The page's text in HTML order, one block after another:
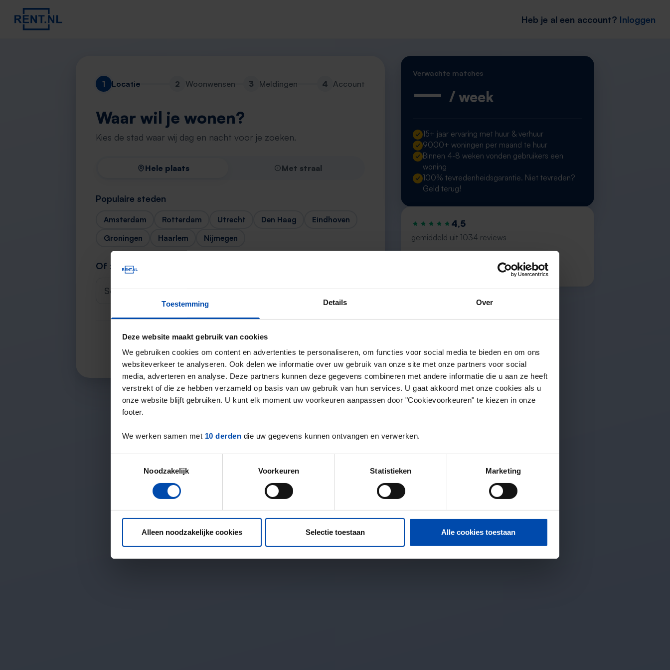
Toestemming Details Over
Deze website maakt gebruik van cookies
We gebruiken cookies om content en advertenties te personaliseren, om functies voor social media te bieden en om ons
websiteverkeer te analyseren. Ook delen we informatie over uw gebruik van onze site met onze partners voor social
media, adverteren en analyse. Deze partners kunnen deze gegevens combineren met andere informatie die u aan ze heeft
verstrekt of die ze hebben verzameld op basis van uw gebruik van hun services. U gaat akkoord met onze cookies als u
onze website blijft gebruiken. U kunt elk moment uw voorkeuren aanpassen door "Cookievoorkeuren" te kiezen in onze
footer.
We werken samen met 10 derden die uw gegevens kunnen ontvangen en verwerken.
Noodzakelijk
Voorkeuren Statistieken Marketing
Alleen noodzakelijke cookies Selectie toestaan Alle cookies toestaan
Heb je al een account? Inloggen
1 Locatie 2 Woonwensen 3 Meldingen 4 Account
Waar wil je wonen?
Kies de stad waar wij dag en nacht voor je zoeken.
Hele plaats Met straal
Populaire steden
Amsterdam Rotterdam Utrecht Den Haag
Eindhoven
Groningen
Haarlem Nijmegen
Of zoek je stad
Selecteer een plaats
Verwachte matches
— / week
15+ jaar ervaring met huur & verhuur
9000+ woningen per maand te huur
Binnen 4-8 weken vonden gebruikers een
woning
100% tevredenheidsgarantie. Niet tevreden?
Geld terug!
4,5
gemiddeld uit 1034 reviews